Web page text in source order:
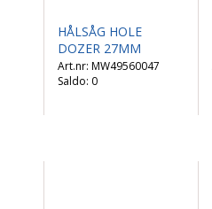
HÅLSÅG HOLE
DOZER 27MM
MW49560047
Saldo: 0